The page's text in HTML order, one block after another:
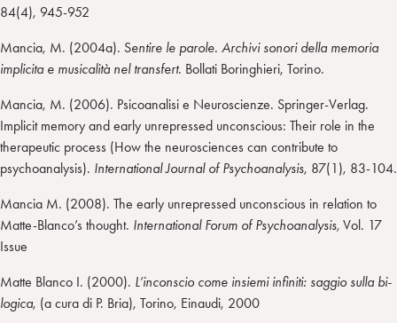
84(4), 945-952
Mancia, M. (2004a). Sentire le parole. Archivi sonori della memoria
implicita e musicalità nel transfert. Bollati Boringhieri, Torino.
Mancia, M. (2006). Psicoanalisi e Neuroscienze. Springer-Verlag.
Implicit memory and early unrepressed unconscious: Their role in the
therapeutic process (How the neurosciences can contribute to
psychoanalysis). International Journal of Psychoanalysis, 87(1), 83-104.
Mancia M. (2008). The early unrepressed unconscious in relation to
Matte-Blanco’s thought. International Forum of Psychoanalysis, Vol. 17
Issue
Matte Blanco I. (2000). L’inconscio come insiemi infiniti: saggio sulla bi-
logica, (a cura di P. Bria), Torino, Einaudi, 2000